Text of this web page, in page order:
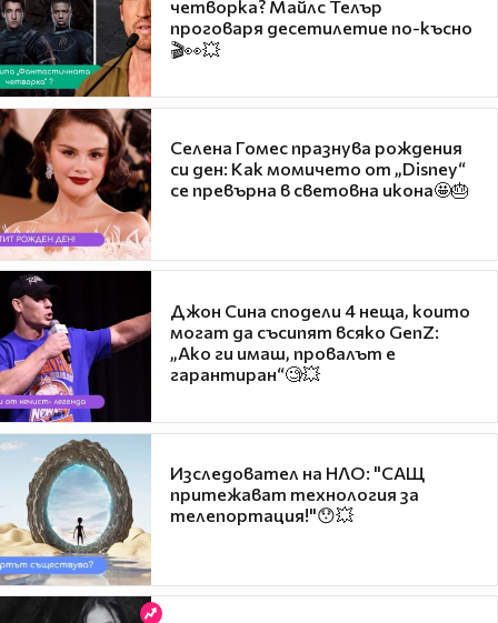
четворка? Майлс Телър
проговаря десетилетие по-късно
🎬👀💥
Селена Гомес празнува рождения
си ден: Как момичето от „Disney“
се превърна в световна икона🤩🎂
Джон Сина сподели 4 неща, които
могат да съсипят всяко GenZ:
„Ако ги имаш, провалът е
гарантиран“🧐💥
Изследовател на НЛО: "САЩ
притежават технология за
телепортация!"😯💥